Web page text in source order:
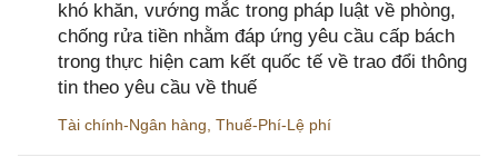
khó khăn, vướng mắc trong pháp luật về phòng,
chống rửa tiền nhằm đáp ứng yêu cầu cấp bách
trong thực hiện cam kết quốc tế về trao đổi thông
tin theo yêu cầu về thuế
Tài chính-Ngân hàng Thuế-Phí-Lệ phí